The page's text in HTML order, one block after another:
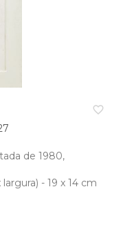
favorite_border
de 1980,
- 19 x 14 cm